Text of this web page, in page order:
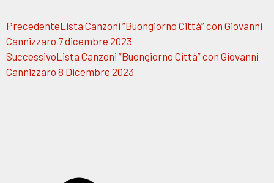
PrecedenteLista Canzoni “Buongiorno Città” con Giovanni
Cannizzaro 7 dicembre 2023
SuccessivoLista Canzoni “Buongiorno Città” con Giovanni
Cannizzaro 8 Dicembre 2023